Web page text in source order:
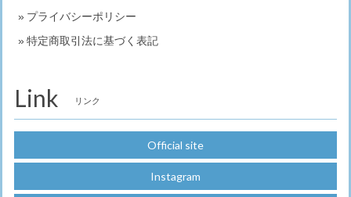
プライバシーポリシー
特定商取引法に基づく表記
Link リンク
Official site
Instagram